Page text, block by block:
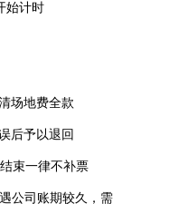
始计时
场地费全款
后予以退回
束一律不补票
公司账期较久，需